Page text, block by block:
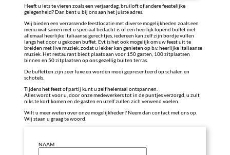
Heeft u iets te vieren zoals een verjaardag, bruiloft of andere feestelijke
gelegenheid? Dan bent u bij ons aan het juiste adres.
Wij bieden een verrassende feestlocatie met diverse mogelijkheden zoals een
menu wat samen met u speciaal bedacht is of een heerlijk lopend buffet met
allemaal heerlijke Italiaanse gerechtjes, iedereen kan zelf zijn bordje vullen
langs het door u gekozen buffet. Evt is het ook mogelijk om uw feest uit te
breiden met live muziek, zodat u lekker kan genieten op b.v. heerlijke Italiaanse
muziek. Het restaurant biedt plaats aan voor 150 gasten, 100 zitplaatsen
binnen en 50 zitplaatsen op ons gezellig buiten terras.
De buffetten zijn zeer luxe en worden mooi gepresenteerd op schalen en
schotels.
Tijdens het feest of partij kunt u zelf helemaal ontspannen.
Alles wordt voor u, door onze medewerkers tot in de puntjes verzorgd, u zult
niks te kort komen en de gasten en uzelf zullen zich verwend voelen.
Wilt u meer weten over onze mogelijkheden? Neem dan contact met ons op.
Wij staan u graag te woord.
NAAM